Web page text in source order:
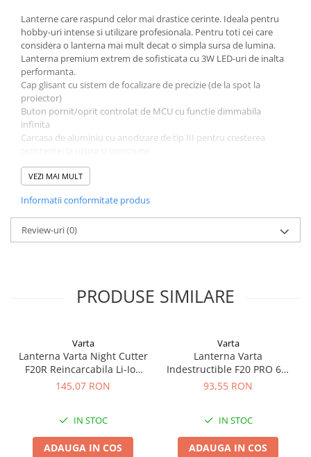
Lanterne care raspund celor mai drastice cerinte. Ideala pentru
hobby-uri intense si utilizare profesionala. Pentru toti cei care
considera o lanterna mai mult decat o simpla sursa de lumina.
Lanterna premium extrem de sofisticata cu 3W LED-uri de inalta
performanta.
Cap glisant cu sistem de focalizare de precizie (de la spot la
proiector)
Buton pornit/oprit controlat de MCU cu functie dimmabila
infinita
Carcasa de aluminiu cu anodizare de tip III pentru cresterea
Rezistenta la apa (IPX4) si rezistenta la socuri.
Mod de stroboscop pentru situatii de urgenta si in scopuri de
Indicator pentru baterie descarcata
Curea pentru confort optim in timpul utilizarii
Detalii
Diametru cap 32.00 mm
Sursa de lumina: 3 Watt LED
VEZI MAI MULT
Informatii conformitate produs
Review-uri(0)
PRODUSE SIMILARE
Varta
Lanterna Varta Night Cutter
F20R Reincarcabila Li-Ion
18900
145,07 RON
IN STOC
ADAUGA IN COS
Varta
Lanterna Varta
Indestructible F20 PRO 6W
2xAA 18711
93,55 RON
IN STOC
ADAUGA IN COS